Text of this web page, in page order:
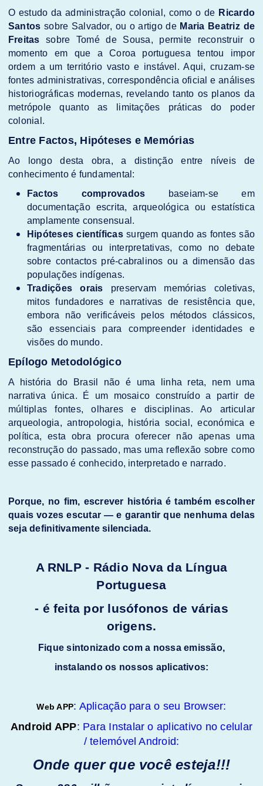
O estudo da administração colonial, como o de Ricardo
Santos sobre Salvador, ou o artigo de Maria Beatriz de
Freitas sobre Tomé de Sousa, permite reconstruir o
momento em que a Coroa portuguesa tentou impor
ordem a um território vasto e instável. Aqui, cruzam-se
fontes administrativas, correspondência oficial e análises
historiográficas modernas, revelando tanto os planos da
metrópole quanto as limitações práticas do poder
colonial.
Entre Factos, Hipóteses e Memórias
Ao longo desta obra, a distinção entre níveis de
conhecimento é fundamental:
Factos comprovados baseiam-se em
documentação escrita, arqueológica ou estatística
amplamente consensual.
Hipóteses científicassurgem quando as fontes são
fragmentárias ou interpretativas, como no debate
sobre contactos pré-cabralinos ou a dimensão das
populações indígenas.
Tradições orais preservam memórias coletivas,
mitos fundadores e narrativas de resistência que,
embora não verificáveis pelos métodos clássicos,
são essenciais para compreender identidades e
visões do mundo.
Epílogo Metodológico
A história do Brasil não é uma linha reta, nem uma
narrativa única. É um mosaico construído a partir de
múltiplas fontes, olhares e disciplinas. Ao articular
arqueologia, antropologia, história social, económica e
política, esta obra procura oferecer não apenas uma
reconstrução do passado, mas uma reflexão sobre como
esse passado é conhecido, interpretado e narrado.
Porque, no fim, escrever história é também escolher
quais vozes escutar — e garantir que nenhuma delas
seja definitivamente silenciada.
A RNLP - Rádio Nova da Língua
Portuguesa
- é feita por lusófonos de várias
origens.
Fique sintonizado com a nossa emissão,
instalando os nossos aplicativos:
Web APP: Aplicação para o seu Browser:
Android APP: Para Instalar o aplicativo no celular
/ telemóvel Android:
Onde quer que você esteja!!!